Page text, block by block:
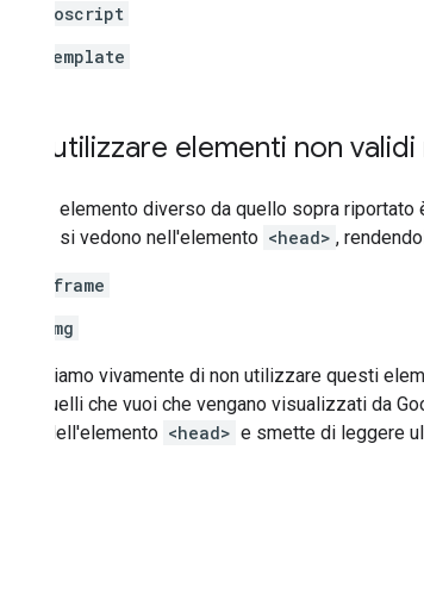
noscript
template
Non utilizzare elementi non
Nessun elemento diverso da quello sopra
spesso si vedono nell'elemento <head> ,
iframe
img
Consigliamo vivamente di non utilizzare questi
dopo quelli che vuoi che vengano visualizzati da
la fine dell'elemento <head> e smette di leggere